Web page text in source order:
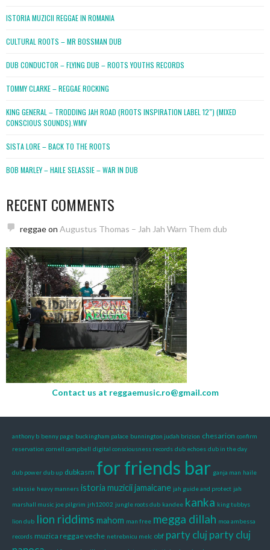
ISTORIA MUZICII REGGAE IN ROMANIA
CULTURAL ROOTS – MR BOSSMAN DUB
DUB CONDUCTOR – FLYING DUB – ROOTS YOUTHS RECORDS
TOMMY CLARKE – REGGAE ROCKING
KING GENERAL – TRODDING JAH ROAD (ROOTS INSPIRATION LABEL 12″) (MIXED
CONSCIOUS SOUNDS).WMV
SISTA LORE – BACK TO THE ROOTS
BOB MARLEY – HAILE SELASSIE – WAR IN DUB
RECENT COMMENTS
reggaeon Augustus Thomas – Jah Jah Warn Them dub
Contact us at reggaemusic.ro@gmail.com
anthony b benny page buckingham palace bunnington judah brizion chesarion confirm
reservation cornell campbell digital consciousness records dub echoes dub in the day
dub power dub up dubkasm for friends bar ganja man haile
selassie heavy manners istoria muzicii jamaicane jah guide and protect jah
marshall music joe pilgrim jrh12002 jungle roots dub kandee kanka king tubbys
lion dub lion riddims mahom man free megga dillah moa ambessa
records muzica reggae veche netrebnicu melc obf party cluj party cluj